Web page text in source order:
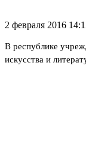
2 февраля 2016
В республике
искусства и